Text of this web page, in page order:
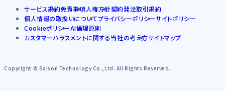
サービス規約免責事項人権方針契約発注取引規約
個人情報の取扱いについてプライバシーポリシーサイトポリシー
CookieポリシーAI倫理原則
カスタマーハラスメントに関する当社の考え方サイトマップ
Copyright © Saison Technology Co.,Ltd. All Rights Reserved.